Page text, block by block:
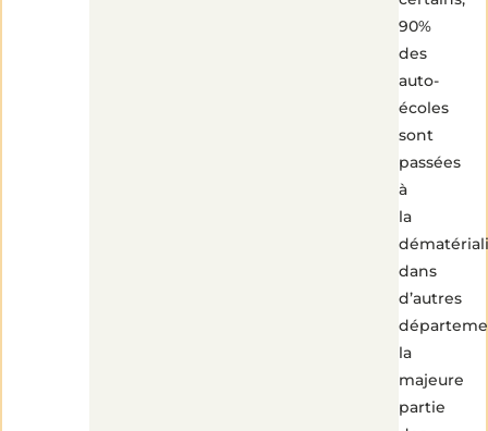
90%
des
auto-
écoles
sont
passées
à
la
dans
d’autres
la
majeure
partie